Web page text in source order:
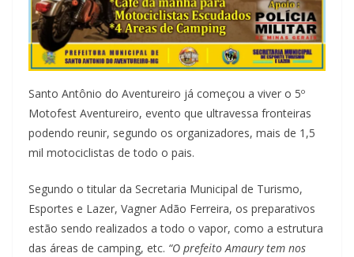
Santo Antônio do Aventureiro já começou a viver o 5º
Motofest Aventureiro, evento que ultravessa fronteiras
podendo reunir, segundo os organizadores, mais de 1,5
mil motociclistas de todo o pais.
Segundo o titular da Secretaria Municipal de Turismo,
Esportes e Lazer, Vagner Adão Ferreira, os preparativos
estão sendo realizados a todo o vapor, como a estrutura
das áreas de camping, etc. “O prefeito Amaury tem nos